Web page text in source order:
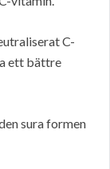
C-
ett bättre
sura formen